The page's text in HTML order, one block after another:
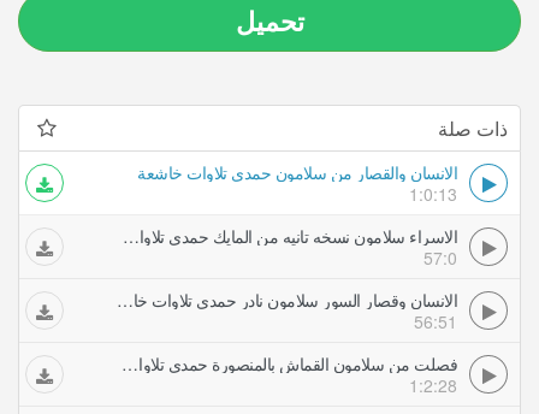
تحميل
ذات صلة
الانسان والقصار من سلامون حمدي تلاوات خاشعة
1:0:13
الاسراء سلامون نسخه تانيه من المايك حمدي تلاوات خاشعة
57:0
الانسان وقصار السور سلامون نادر حمدي تلاوات خاشعة
56:51
فصلت من سلامون القماش بالمنصورة حمدي تلاوات خاشعة
1:2:28